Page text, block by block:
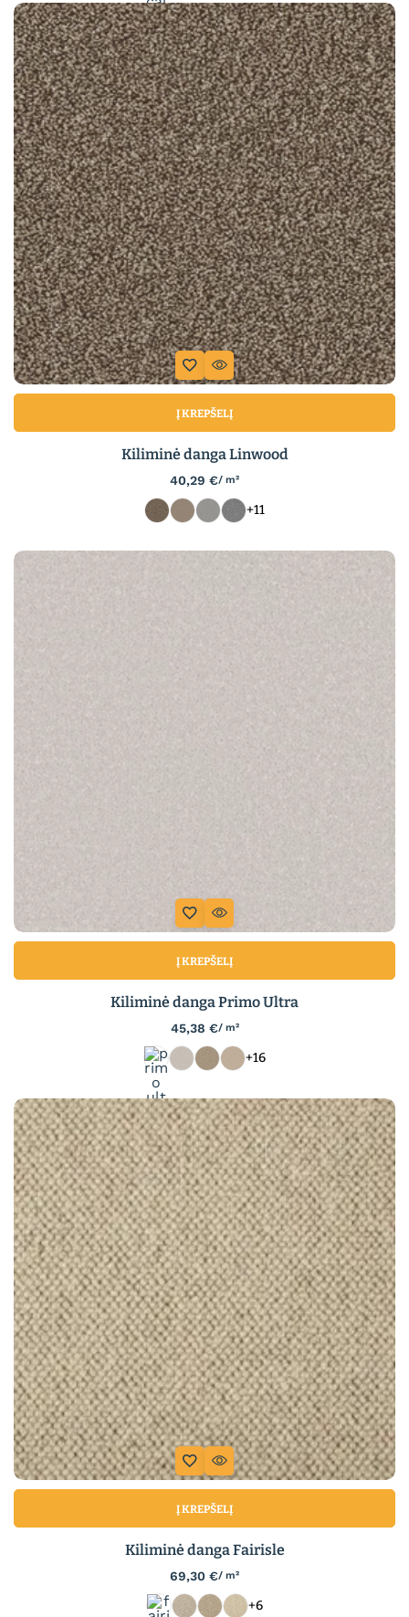
Į KREPŠELĮ
Kiliminė danga Linwood
40,29 €/ m²
+11
Į KREPŠELĮ
Kiliminė danga Primo Ultra
45,38 €/ m²
+16
Į KREPŠELĮ
Kiliminė danga Fairisle
69,30 €/ m²
+6